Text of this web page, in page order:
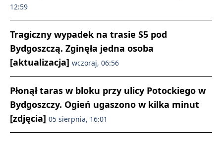
12:59
Tragiczny wypadek na trasie S5 pod
Bydgoszczą. Zginęła jedna osoba
[aktualizacja] wczoraj, 06:56
Płonął taras w bloku przy ulicy Potockiego w
Bydgoszczy. Ogień ugaszono w kilka minut
[zdjęcia] 05 sierpnia, 16:01